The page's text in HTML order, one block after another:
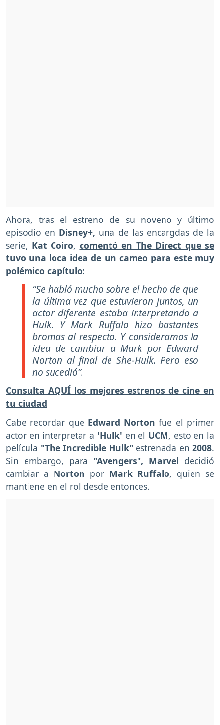
Ahora, tras el estreno de su noveno y último
episodio en Disney+, una de las encargdas de la
serie, Kat Coiro, comentó en The Direct que se
tuvo una loca idea de un cameo para este muy
polémico capítulo:
“Se habló mucho sobre el hecho de que
la última vez que estuvieron juntos, un
actor diferente estaba interpretando a
Hulk. Y Mark Ruffalo hizo bastantes
bromas al respecto. Y consideramos la
idea de cambiar a Mark por Edward
Norton al final de She-Hulk. Pero eso
no sucedió”.
Consulta AQUÍ los mejores estrenos de cine en
tu ciudad
Cabe recordar que Edward Nortonfue el primer
actor en interpretar a 'Hulk' en el UCM, esto en la
película "The Incredible Hulk" estrenada en 2008.
Sin embargo, para "Avengers", Marvel decidió
cambiar a Norton por Mark Ruffalo, quien se
mantiene en el rol desde entonces.